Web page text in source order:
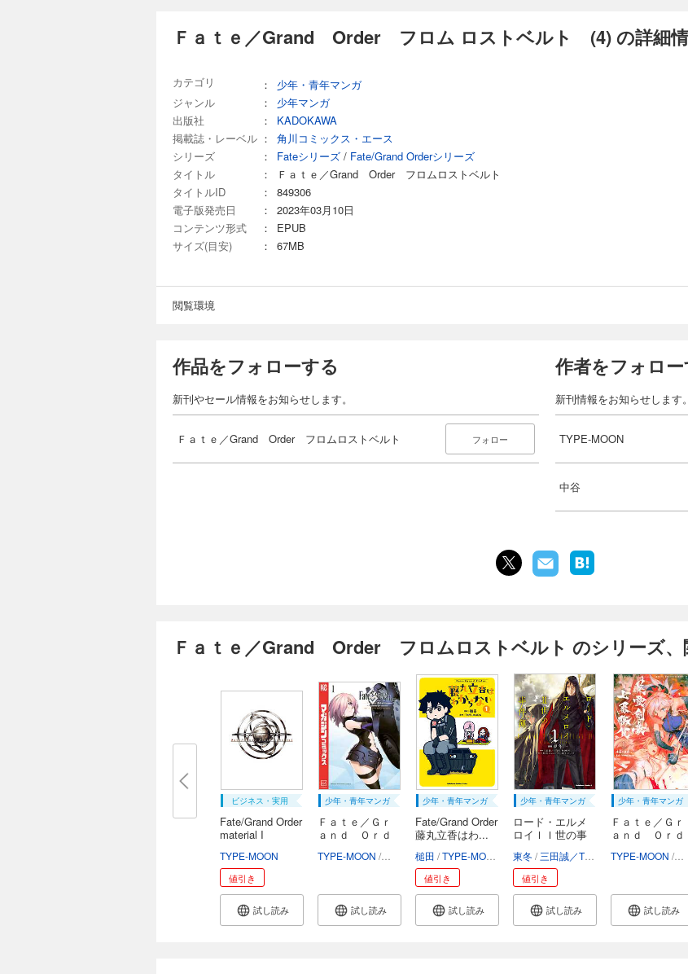
Ｆａｔｅ／Grand Order フロム ロストベルト (4) の詳細
カテゴリ ：
少年・青年マンガ
ジャンル
：
少年マンガ
出版社
：
KADOKAWA
掲載誌・レーベル ：
角川コミックス・エース
シリーズ
： Fateシリーズ / Fate/Grand Orderシリーズ
タイトル
：
Ｆａｔｅ／Grand Order フロムロストベルト
タイトルID
：
849306
電子版発売日
：
2023年03月10日
コンテンツ形式
：
EPUB
サイズ(目安)
： 67MB
閲覧環境
作品をフォローする
新刊やセール情報をお知らせします。
Ｆａｔｅ／Grand Order フロムロストベルト フォロー
作者をフォロー
新刊情報をお知らせします。
TYPE-MOON
中谷
Ｆａｔｅ／Grand Order フロムロストベルト のシリーズ、
ビジネス・実用
Fate/Grand Order
material I
TYPE-MOON
値引き
試し読み
少年・青年マンガ
Ｆａｔｅ／Ｇｒ
ａｎｄ Ｏｒｄ
TYPE-MOON カワグチタケシ
試し読み
少年・青年マンガ
Fate/Grand Order
藤丸立香はわ...
槌田 TYPE-MOON
値引き
試し読み
少年・青年マンガ
ロード・エルメ
ロイＩＩ世の事
東冬 三田誠／TYPE-MOON 坂本みねぢ
値引き
試し読み
少年・青年マンガ
Ｆａｔｅ／Ｇｒ
ａｎｄ Ｏｒｄ
TYPE-MOON
試し読み